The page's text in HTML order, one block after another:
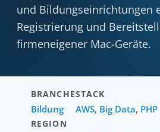
und Bildungseinrichtungen
Registrierung und
firmeneigener Mac-Geräte.
BRANCHE
Bildung
STACK
AWS, Big Data, PHP
REGION